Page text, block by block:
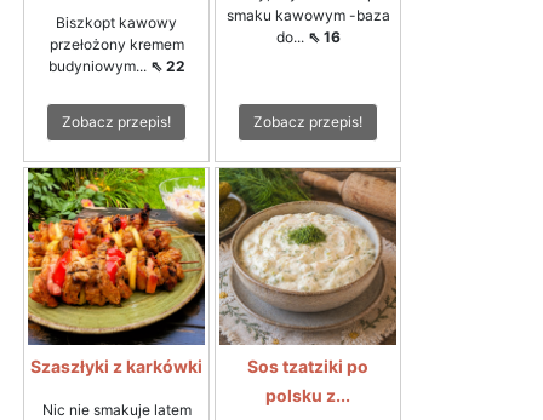
Biszkopt kawowy
przełożony kremem
budyniowym... ⇖ 22
Zobacz przepis!
smaku kawowym -baza
do... ⇖ 16
Zobacz przepis!
Szaszłyki z karkówki
Nic nie smakuje latem
Sos tzatziki po
polsku z...